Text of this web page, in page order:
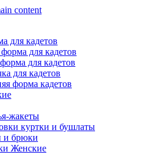
content
для кадетов
для кадетов
для кадетов
для кадетов
форма кадетов
жакеты
куртки и бушлаты
и брюки
Женские